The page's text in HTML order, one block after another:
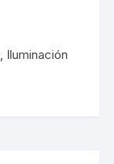
Iluminación